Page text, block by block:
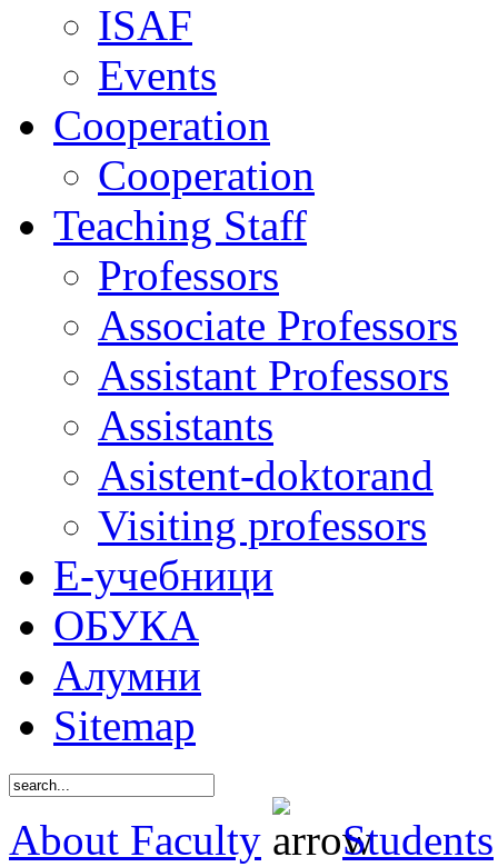
ISAF
Events
Cooperation
Cooperation
Teaching Staff
Professors
Associate Professors
Assistant Professors
Assistants
Asistent-doktorand
Visiting professors
Е-учебници
ОБУКА
Алумни
Sitemap
About Faculty
Students